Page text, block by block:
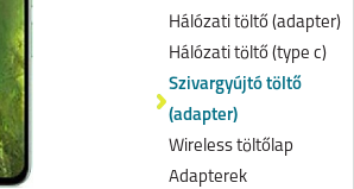
Hálózati töltő (adapter)
Hálózati töltő (type c)
Szivargyújtó töltő
(adapter)
Wireless töltőlap
Adapterek